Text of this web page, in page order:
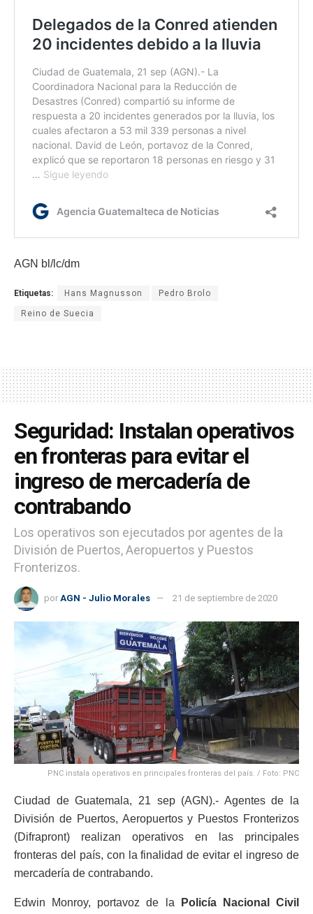
AGN bl/lc/dm
Etiquetas: Hans Magnusson Pedro Brolo
Reino de Suecia
Seguridad: Instalan operativos
en fronteras para evitar el
ingreso de mercadería de
contrabando
Los operativos son ejecutados por agentes de la
División de Puertos, Aeropuertos y Puestos
Fronterizos.
por AGN - Julio Morales 21 de septiembre de 2020
PNC instala operativos en principales fronteras del país. / Foto: PNC
Ciudad de Guatemala, 21 sep (AGN).- Agentes de la
División de Puertos, Aeropuertos y Puestos Fronterizos
(Difrapront) realizan operativos en las principales
fronteras del país, con la finalidad de evitar el ingreso de
mercadería de contrabando.
Edwin Monroy, portavoz de la
Policía Nacional Civil